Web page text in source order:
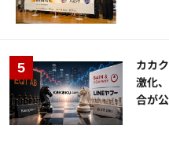
カカ
激化
合が